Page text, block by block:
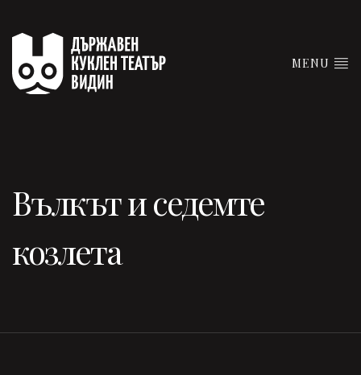
MENU
Вълкът и седемте
козлета